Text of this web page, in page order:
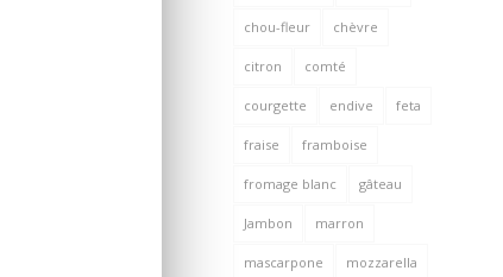
chou-fleur chèvre
citron comté
courgette endive feta
fraise framboise
fromage blanc gâteau
Jambon marron
mascarpone mozzarella